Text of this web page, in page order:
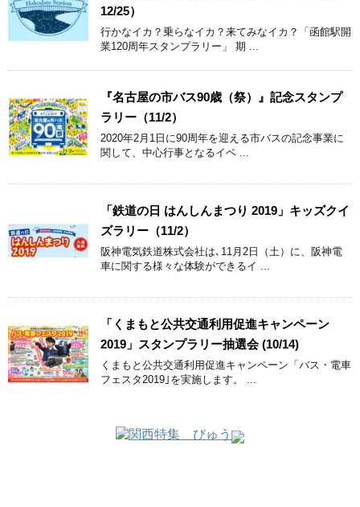
12/25）
行かなイカ？乗らなイカ？来てみなイカ？「函館駅開
業120周年スタンプラリー」 期 ...
『名古屋の市バス90歳（祭）』記念スタンプ
ラリー（11/2）
2020年2月1日に90周年を迎える市バスの記念事業に
関して、中心行事となるイベ ...
「鉄道の日 はんしんまつり 2019」キッズクイ
ズラリー（11/2）
阪神電気鉄道株式会社は､11月2日（土）に、阪神電
車に関する様々な体験ができるイ ...
「くまもと公共交通利用促進キャンペーン
2019」スタンプラリー抽選会 (10/14)
くまもと公共交通利用促進キャンペーン「バス・電車
フェスタ2019｣を実施します。 ...